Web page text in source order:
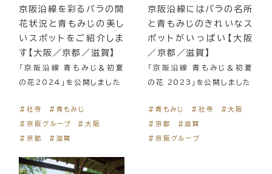
京阪沿線を彩るバラの開
花状況と青もみじの美し
いスポットをご紹介しま
す【大阪／京都／滋賀】
「京阪沿線 青もみじ＆初夏
の花2024」を公開しました
＃社寺
＃青もみじ
＃京阪グループ
＃大阪
＃京都
＃滋賀
京阪沿線にはバラの名所
と青もみじのきれいなス
ポットがいっぱい【大阪
／京都／滋賀】
「京阪沿線 青もみじ＆初夏
の花 2023」を公開しました
＃青もみじ ＃社寺
＃大阪
＃京都
＃滋賀
＃京阪グループ